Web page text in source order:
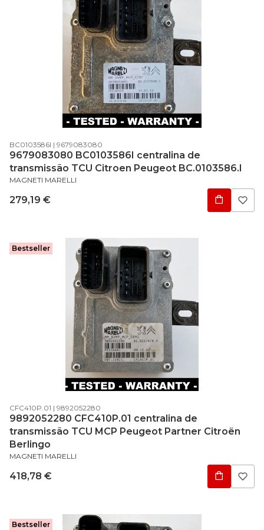
Código do produto
BC0103586I Código do fabricante
9679083080
9679083080 BC0103586I centralina de
transmissão TCU Citroen Peugeot BC.0103586.I
FABRICANTE
MAGNETI MARELLI
Preço
279,19 €
Bestseller
Código do produto
CFC410P.01 Código do fabricante
9892052280
9892052280 CFC410P.01 centralina de
transmissão TCU MCP Peugeot Partner Citroën
Berlingo
FABRICANTE
MAGNETI MARELLI
Preço
418,78 €
Bestseller